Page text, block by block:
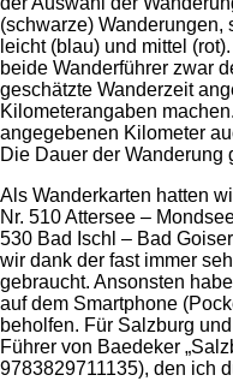
(schwarze) Wanderungen,
leicht (blau) und mittel
beide Wanderführer zwar
geschätzte Wanderzeit
Kilometerangaben
angegebenen Kilometer
Die Dauer der
Als Wanderkarten hatten
Nr. 510 Attersee –
530 Bad Ischl – Bad
wir dank der fast immer
gebraucht. Ansonsten
auf dem Smartphone
beholfen. Für Salzburg
Führer von Baedeker
9783829711135), den ich